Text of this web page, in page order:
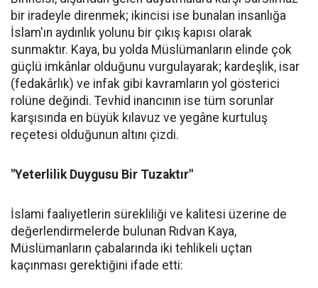
bir iradeyle direnmek; ikincisi ise bunalan insanlığa
İslam'ın aydınlık yolunu bir çıkış kapısı olarak
sunmaktır. Kaya, bu yolda Müslümanların elinde çok
güçlü imkânlar olduğunu vurgulayarak; kardeşlik, isar
(fedakârlık) ve infak gibi kavramların yol gösterici
rolüne değindi. Tevhid inancının ise tüm sorunlar
karşısında en büyük kılavuz ve yegâne kurtuluş
reçetesi olduğunun altını çizdi.
"Yeterlilik Duygusu Bir Tuzaktır"
İslami faaliyetlerin sürekliliği ve kalitesi üzerine de
değerlendirmelerde bulunan Rıdvan Kaya,
Müslümanların çabalarında iki tehlikeli uçtan
kaçınması gerektiğini ifade etti: